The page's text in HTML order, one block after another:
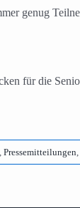
genug
für die
, Pressemitteilungen,